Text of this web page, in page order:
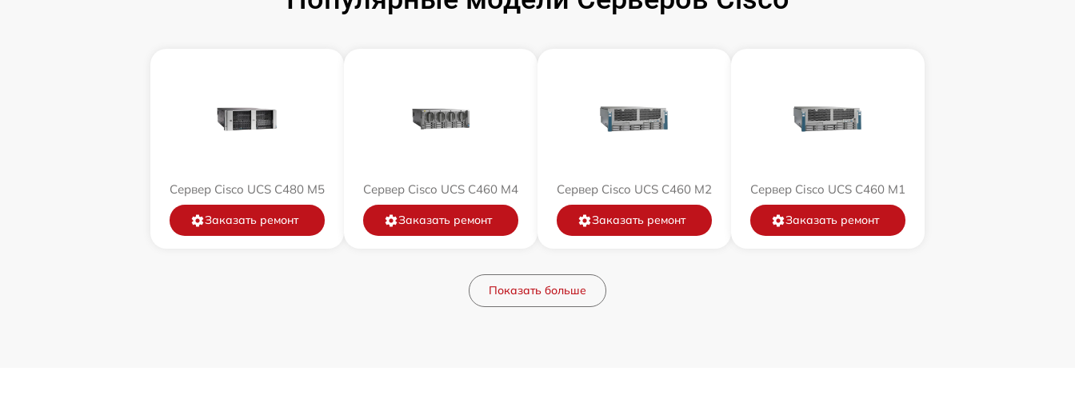
Сервер Cisco UCS C480 M5
Заказать ремонт
Сервер Cisco UCS C460 M4
Заказать ремонт
Сервер Cisco UCS C460 M2
Заказать ремонт
Сервер Cisco UCS C460 M1
Заказать ремонт
Показать больше